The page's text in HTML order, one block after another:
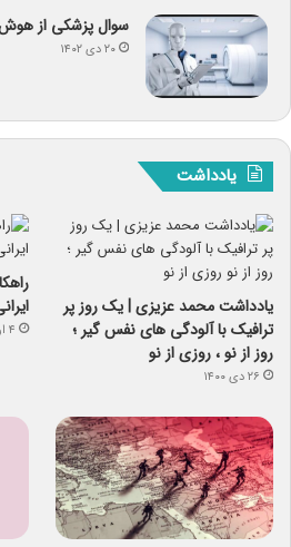
سوال پزشکی از
۲۰ دی ۱۴۰۲
یادداشت
یادداشت محمد عزیزی | یک روز پر
ترافیک با آلودگی های نفس گیر ؛
روز از نو ، روزی از نو
۲۶ دی ۱۴۰۰
۴ اردیبهشت ۱۴۰۱